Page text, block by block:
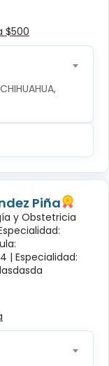
$500
Piña
y Obstetricia
| Especialidad: